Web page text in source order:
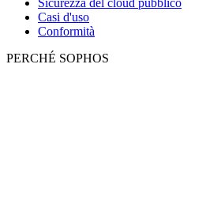
Casi d'uso
Conformità
PERCHÉ SOPHOS